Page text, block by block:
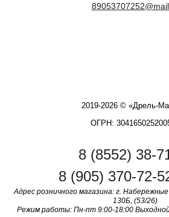
2019-2026 © «Дрель-
ОГРН:
8 (8552) 38-
8 (905) 370-72-
Адрес розничного магазина: г.
130Б, (53/26)
Режим работы: Пн-пт 9:00-18:00 Выходной